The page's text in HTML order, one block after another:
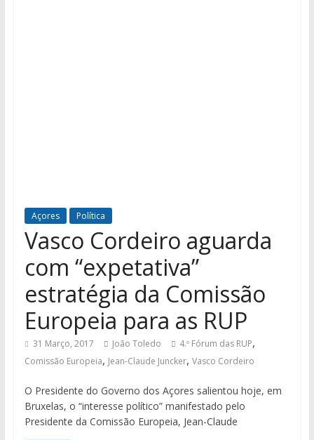
Açores Política
Vasco Cordeiro aguarda
com “expetativa”
estratégia da Comissão
Europeia para as RUP
31 Março, 2017 João Toledo 4.º Fórum das RUP,
Comissão Europeia, Jean-Claude Juncker, Vasco Cordeiro
O Presidente do Governo dos Açores salientou hoje, em
Bruxelas, o “interesse político” manifestado pelo
Presidente da Comissão Europeia, Jean-Claude